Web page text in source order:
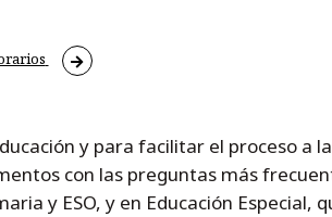
y para facilitar el proceso a
con las preguntas más
y ESO, y en Educación Especial,